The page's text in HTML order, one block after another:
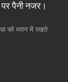
पर पैनी नजर।
को ध्यान में रखते